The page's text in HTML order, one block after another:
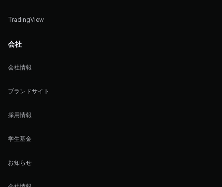
TradingView
会社
会社情報
ブランドサイト
採用情報
学生基金
お知らせ